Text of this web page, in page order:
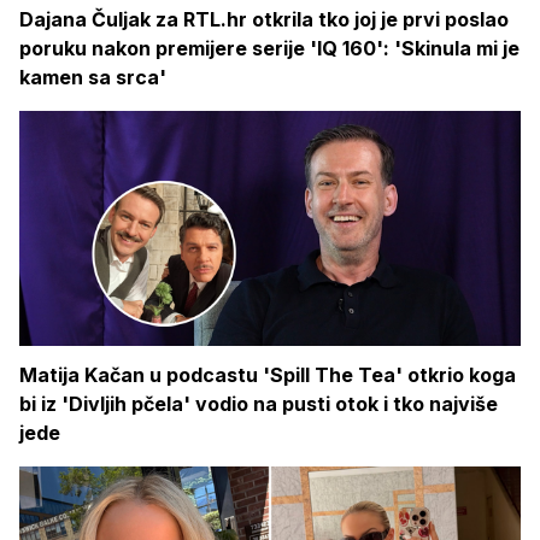
Dajana Čuljak za RTL.hr otkrila tko joj je prvi poslao
poruku nakon premijere serije 'IQ 160': 'Skinula mi je
kamen sa srca'
Matija Kačan u podcastu 'Spill The Tea' otkrio koga
bi iz 'Divljih pčela' vodio na pusti otok i tko najviše
jede